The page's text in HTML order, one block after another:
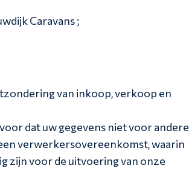
Caravans ;
van inkoop, verkoop en
dat uw gegevens niet voor andere
verwerkersovereenkomst, waarin
zijn voor de uitvoering van onze